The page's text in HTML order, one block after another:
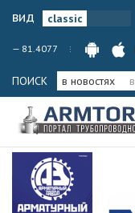
вид
— 81.4077
ПОИСК в новостях